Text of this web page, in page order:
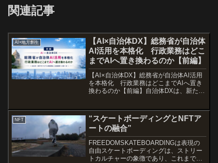
関連記事
AI×地方創生
【AI×自治体DX】総務省が自治体
AI活用を本格化 行政業務はどこ
までAIへ置き換わるのか【前編】
【AI×自治体DX】総務省が自治体AI活用
を本格化 行政業務はどこまでAIへ置き
換わるのか【前編】自治体DXは、新たな
を洗い出し、本格的な導入に向けた検討
を開始しました...
NFT
“スケートボーディングとNFTア
ートの融合”
FREEDOMSKATEBOARDINGは表現の
自由スケートボーディングは、ストリー
トカルチャーの象徴であり、これまでに